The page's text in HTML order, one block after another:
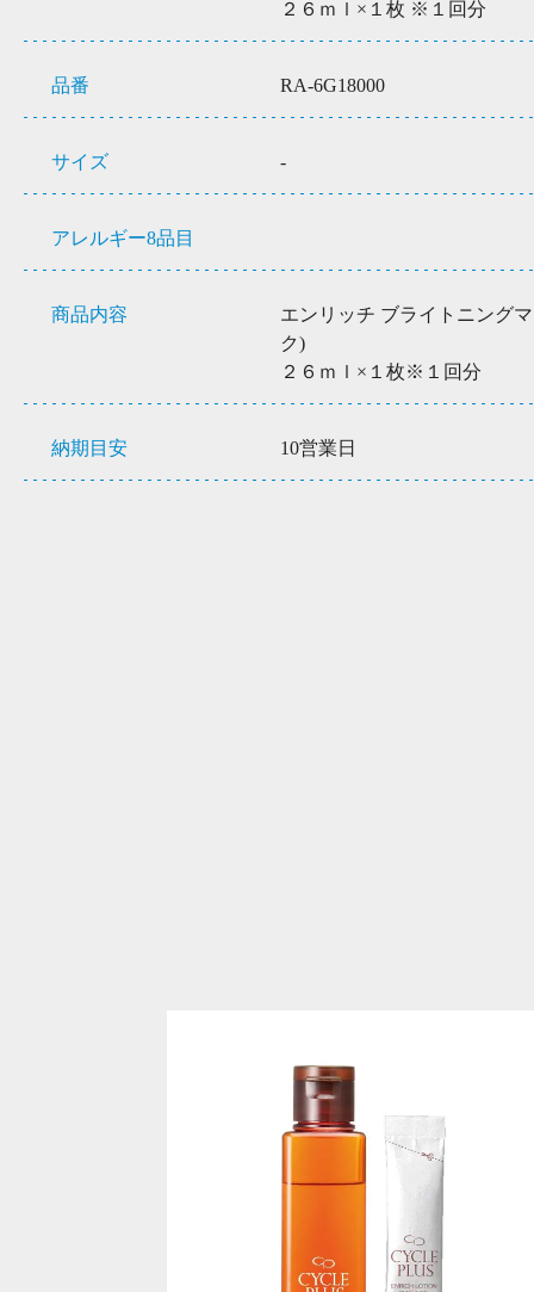
２６ｍｌ×１枚 ※１回分
品番 RA-6G18000
サイズ -
アレルギー8品目
商品内容
エンリッチ ブライトニング
ク)
２６ｍｌ×１枚※１回分
納期目安 10営業日